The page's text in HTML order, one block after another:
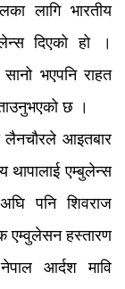
लागि भारतीय
दिएको हो ।
भएपनि राहत
छ ।
लैनचौरले आइतबार
थापालाई एम्बुलेन्स
पनि शिवराज
एम्वुलेसन हस्तारण
आर्दश मावि